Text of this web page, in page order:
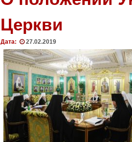
Церкви
Дата: 27.02.2019